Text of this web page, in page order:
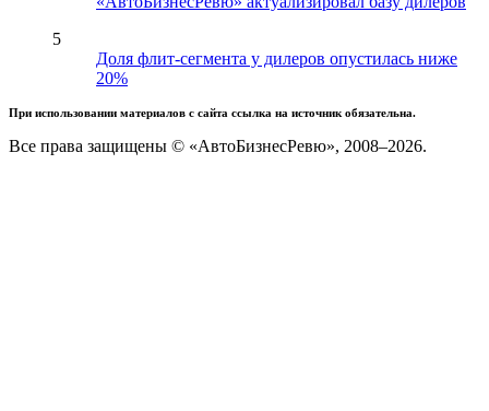
5
Доля флит-сегмента у дилеров опустилась ниже
20%
При использовании материалов с сайта ссылка на источник обязательна.
Все права защищены © «АвтоБизнесРевю», 2008–2026.